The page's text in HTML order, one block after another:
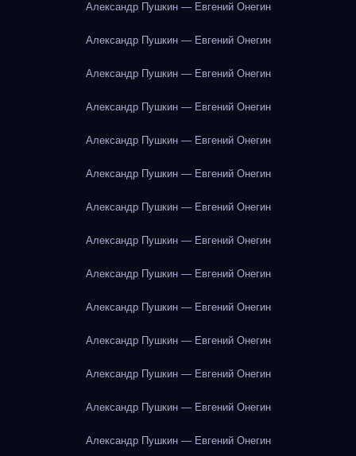
Александр Пушкин — Евгений Онегин
Александр Пушкин — Евгений Онегин
Александр Пушкин — Евгений Онегин
Александр Пушкин — Евгений Онегин
Александр Пушкин — Евгений Онегин
Александр Пушкин — Евгений Онегин
Александр Пушкин — Евгений Онегин
Александр Пушкин — Евгений Онегин
Александр Пушкин — Евгений Онегин
Александр Пушкин — Евгений Онегин
Александр Пушкин — Евгений Онегин
Александр Пушкин — Евгений Онегин
Александр Пушкин — Евгений Онегин
Александр Пушкин — Евгений Онегин